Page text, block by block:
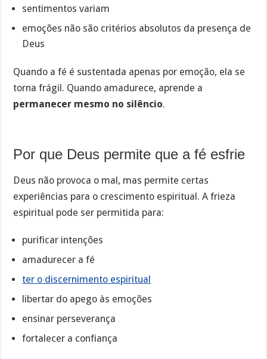
sentimentos variam
emoções não são critérios absolutos da presença de
Deus
Quando a fé é sustentada apenas por emoção, ela se
torna frágil. Quando amadurece, aprende a
permanecer mesmo no silêncio.
Por que Deus permite que a fé esfrie
Deus não provoca o mal, mas permite certas
experiências para o crescimento espiritual. A frieza
espiritual pode ser permitida para:
purificar intenções
amadurecer a fé
ter o discernimento espiritual
libertar do apego às emoções
ensinar perseverança
fortalecer a confiança